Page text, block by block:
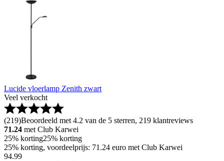
Lucide vloerlamp Zenith zwart
Veel verkocht
(219)Beoordeeld met 4.2 van de 5 sterren, 219 klantreviews
71.24 met Club Karwei
25% korting25% korting
25% korting, voordeelprijs: 71.24 euro met Club Karwei
94.99